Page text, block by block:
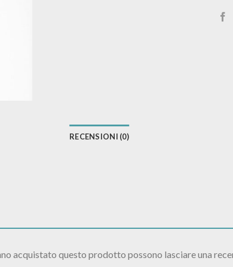
RECENSIONI (0)
acquistato questo prodotto possono lasciare una